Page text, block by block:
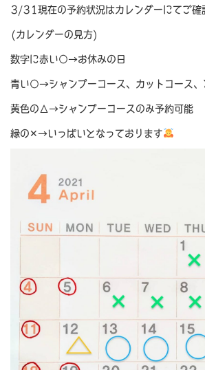
3/31現在の予約状況はカレンダーにてご確
(カレンダーの見方)
数字に赤い○→お休みの日
青い○→シャンプーコース、カットコース
黄色の△→シャンプーコースのみ予約可能
緑の✕→いっぱいとなっております